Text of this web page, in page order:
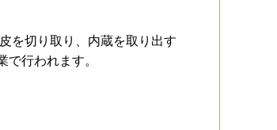
を切り取り、内蔵を取り出す
行われます。